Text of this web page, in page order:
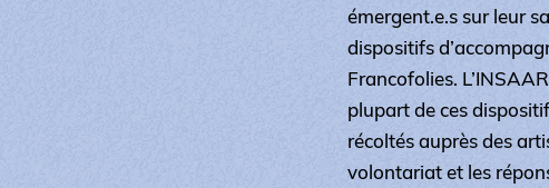
émergent.e.s sur leur
dispositifs
Francofolies.
plupart de ces
récoltés auprès des
volontariat et les